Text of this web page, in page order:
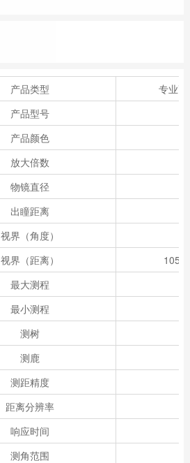
产品类型
专业
产品型号
产品颜色
放大倍数
物镜直径
出瞳距离
视界（角度）
视界（距离）
最大测程
最小测程
测树
测鹿
测距精度
距离分辨率
响应时间
测角范围